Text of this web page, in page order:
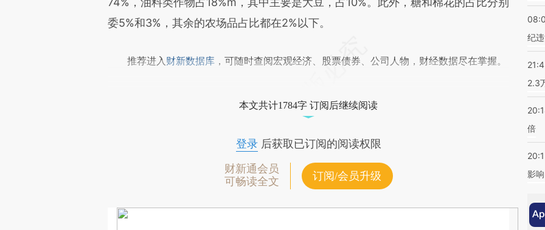
委5%和3%，其余的农场品占比都在2%以下。
推荐进入 财新数据库 ，可随时查阅宏观经济、股票债券、公司人物，财经数据尽在掌握。
本文共计1784字 订阅后继续阅读
登录后获取已订阅的阅读权限
财新通会员
可畅读全文
订阅/会员升级
纪
2.3
倍
影